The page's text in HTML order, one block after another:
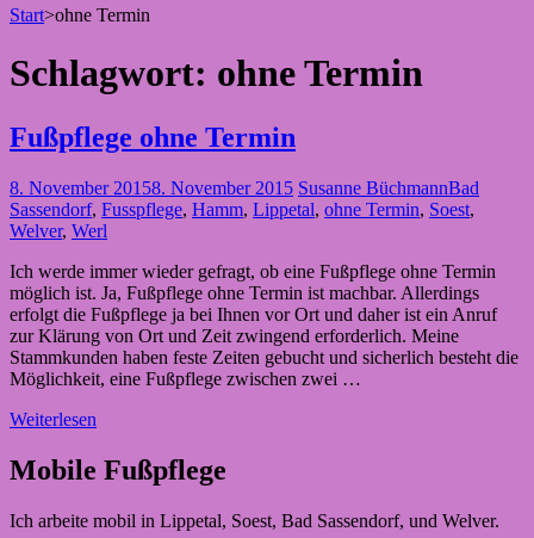
Start>ohne Termin
Schlagwort: ohne Termin
Fußpflege ohne Termin
8. November 20158. November 2015 Susanne BüchmannBad
Sassendorf, Fusspflege, Hamm, Lippetal, ohne Termin, Soest,
Welver, Werl
Ich werde immer wieder gefragt, ob eine Fußpflege ohne Termin
möglich ist. Ja, Fußpflege ohne Termin ist machbar. Allerdings
erfolgt die Fußpflege ja bei Ihnen vor Ort und daher ist ein Anruf
zur Klärung von Ort und Zeit zwingend erforderlich. Meine
Stammkunden haben feste Zeiten gebucht und sicherlich besteht die
Möglichkeit, eine Fußpflege zwischen zwei …
Weiterlesen
Mobile Fußpflege
Ich arbeite mobil in Lippetal, Soest, Bad Sassendorf, und Welver.